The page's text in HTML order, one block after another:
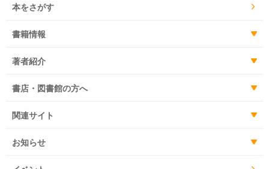
本をさがす
書籍情報
著者紹介
書店・図書館の方へ
関連サイト
お知らせ